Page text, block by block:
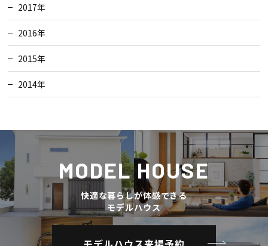
2017年
2016年
2015年
2014年
MODEL HOUSE
快適な暮らしが体感できる
モデルハウス